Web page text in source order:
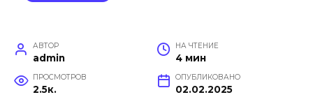
АВТОР
admin
НА ЧТЕНИЕ
4 мин
ПРОСМОТРОВ
2.5к.
ОПУБЛИКОВАНО
02.02.2025